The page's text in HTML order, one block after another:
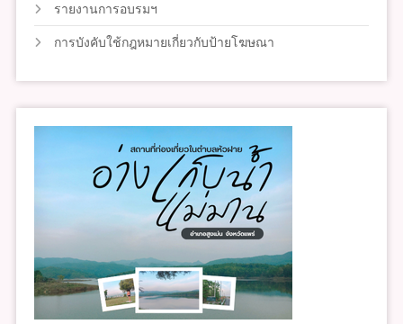
รายงานการอบรมฯ
การบังคับใช้กฎหมายเกี่ยวกับป้ายโฆษณา